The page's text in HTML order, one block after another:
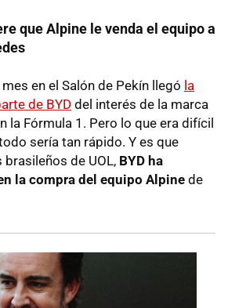
que Alpine le venda el equipo a
en el Salón de Pekín llegó la
de BYD del interés de la marca
la Fórmula 1. Pero lo que era difícil
sería tan rápido. Y es que
de UOL, BYD ha
la compra del equipo Alpine de